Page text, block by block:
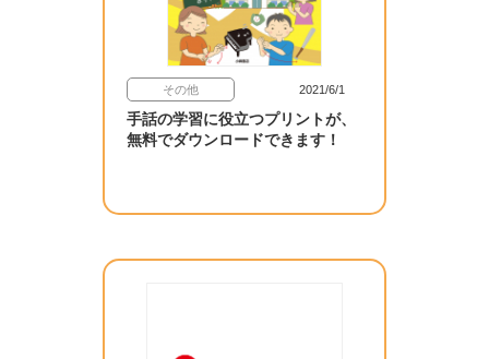
その他 2021/6/1
手話の学習に役立つプリントが、
無料でダウンロードできます！